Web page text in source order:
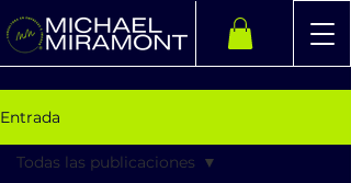
Entrada
Todas las publicaciones